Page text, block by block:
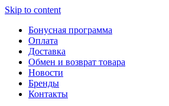
Skip to content
Бонусная программа
Оплата
Доставка
Обмен и возврат товара
Новости
Бренды
Контакты